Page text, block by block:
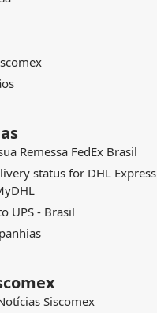
Remessa FedEx Brasil
status for DHL Express
UPS - Brasil
Siscomex